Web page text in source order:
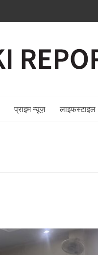
प्राइम न्यूज़ लाइफस्टाइल